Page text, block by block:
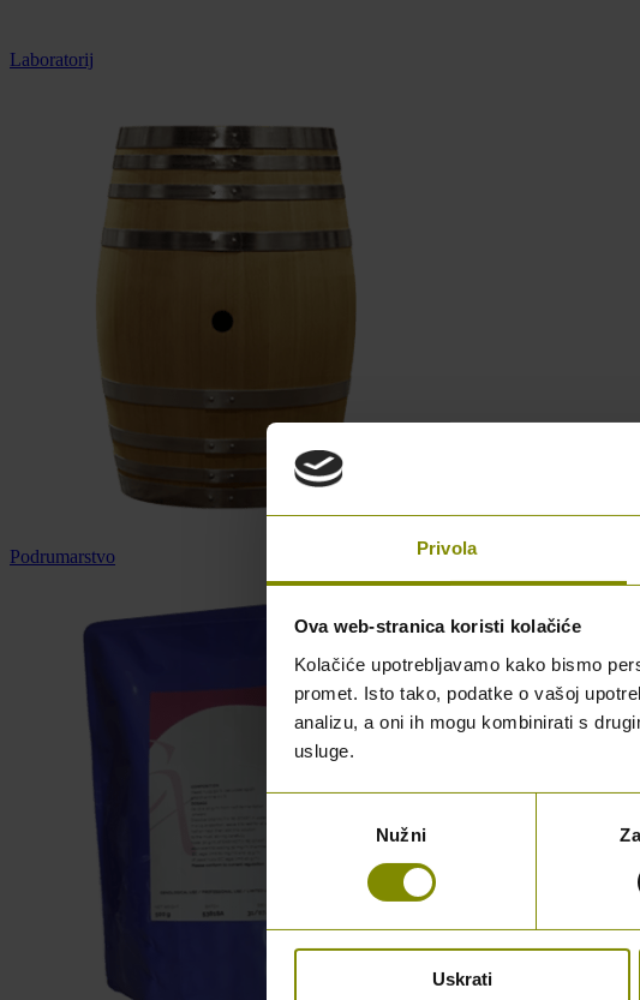
Privola
Ova web-stranica koristi kolačiće
Kolačiće upotrebljavamo kako bismo
promet. Isto tako, podatke o vašoj
analizu, a oni ih mogu kombinirati s
usluge.
Nužni
Uskrati
Laboratorij
Podrumarstvo